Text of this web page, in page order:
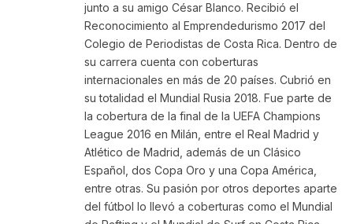
junto a su amigo César Blanco. Recibió el
Reconocimiento al Emprendedurismo 2017 del
Colegio de Periodistas de Costa Rica. Dentro de
su carrera cuenta con coberturas
internacionales en más de 20 países. Cubrió en
su totalidad el Mundial Rusia 2018. Fue parte de
la cobertura de la final de la UEFA Champions
League 2016 en Milán, entre el Real Madrid y
Atlético de Madrid, además de un Clásico
Español, dos Copa Oro y una Copa América,
entre otras. Su pasión por otros deportes aparte
del fútbol lo llevó a coberturas como el Mundial